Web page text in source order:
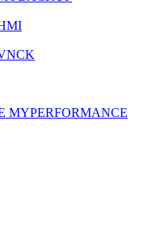
MYPERFORMANCE